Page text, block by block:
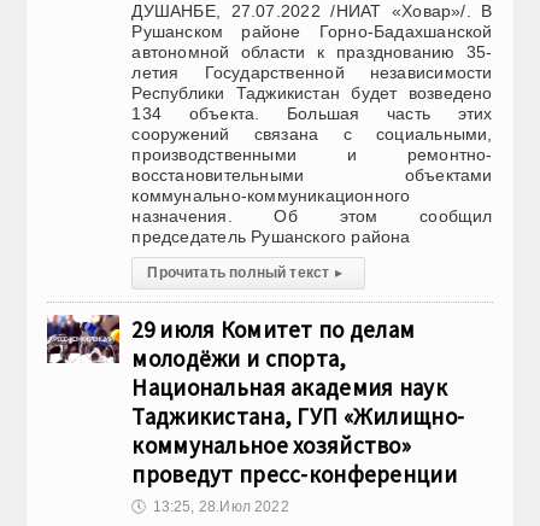
ДУШАНБЕ, 27.07.2022 /НИАТ «Ховар»/. В
Рушанском районе Горно-Бадахшанской
автономной области к празднованию 35-
летия Государственной независимости
Республики Таджикистан будет возведено
134 объекта. Большая часть этих
сооружений связана с социальными,
производственными и ремонтно-
восстановительными объектами
коммунально-коммуникационного
назначения. Об этом сообщил
председатель Рушанского района
Прочитать полный текст ▸
29 июля Комитет по делам
молодёжи и спорта,
Национальная академия наук
Таджикистана, ГУП «Жилищно-
коммунальное хозяйство»
проведут пресс-конференции
🕔 13:25, 28.Июл 2022